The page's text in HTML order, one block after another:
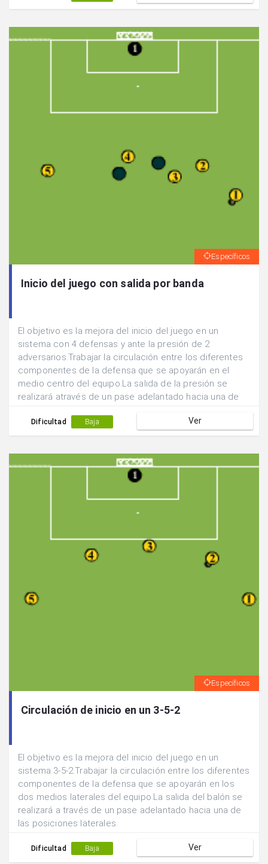
Específicos
Inicio del juego con salida por banda
El objetivo es la mejora del inicio del juego en un
sistema con 4 defensas y ante la presión de 2
adversarios.Trabajar la circulación entre los diferentes
componentes de la defensa que se apoyarán en el
medio centro del equipo.La salida de la presión se
realizará através de un pase adelantado hacia una de
Dificultad Baja Ver
Específicos
Circulación de inicio en un 3-5-2
El objetivo es la mejora del inicio del juego en un
sistema 3-5-2.Trabajar la circulación entre los diferentes
componentes de la defensa que se apoyarán en los
dos medios laterales del equipo.La salida del balón se
realizará a través de un pase adelantado hacia una de
las posiciones laterales.
Dificultad Baja Ver